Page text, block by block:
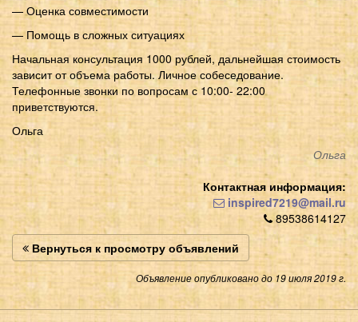
— Оценка совместимости
— Помощь в сложных ситуациях
Начальная консультация 1000 рублей, дальнейшая стоимость
зависит от объема работы. Личное собеседование.
Телефонные звонки по вопросам с 10:00- 22:00
приветствуются.
Ольга
Ольга
Контактная информация:
inspired7219@mail.ru
89538614127
Вернуться к просмотру объявлений
Объявление опубликовано до 19 июля 2019 г.